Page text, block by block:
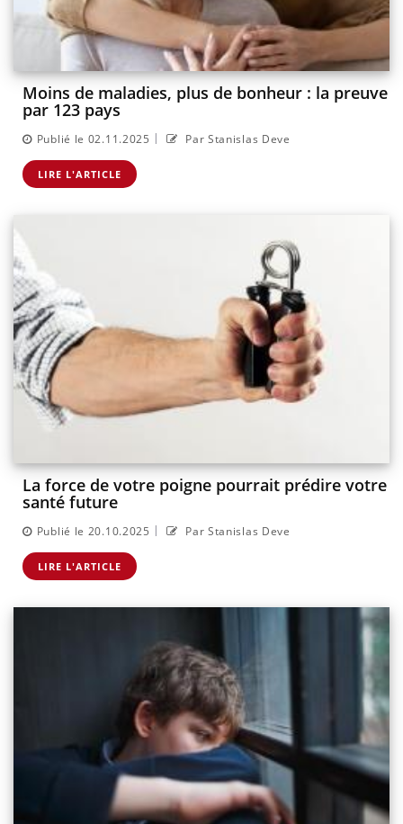
Moins de maladies, plus de bonheur : la preuve
par 123 pays
Publié le 02.11.2025 | Par Stanislas Deve
LIRE L'ARTICLE
La force de votre poigne pourrait prédire votre
santé future
Publié le 20.10.2025 | Par Stanislas Deve
LIRE L'ARTICLE